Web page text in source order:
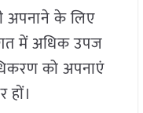
अपनाने के लिए
में अधिक उपज
को अपनाएं